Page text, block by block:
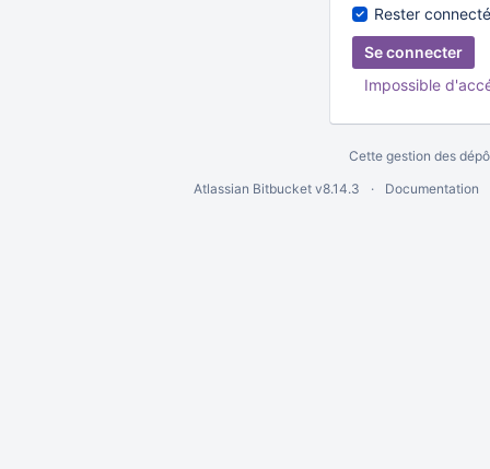
Rester connecté
Impossible
Cette gestion des
Atlassian Bitbucket v8.14.3 Documentation